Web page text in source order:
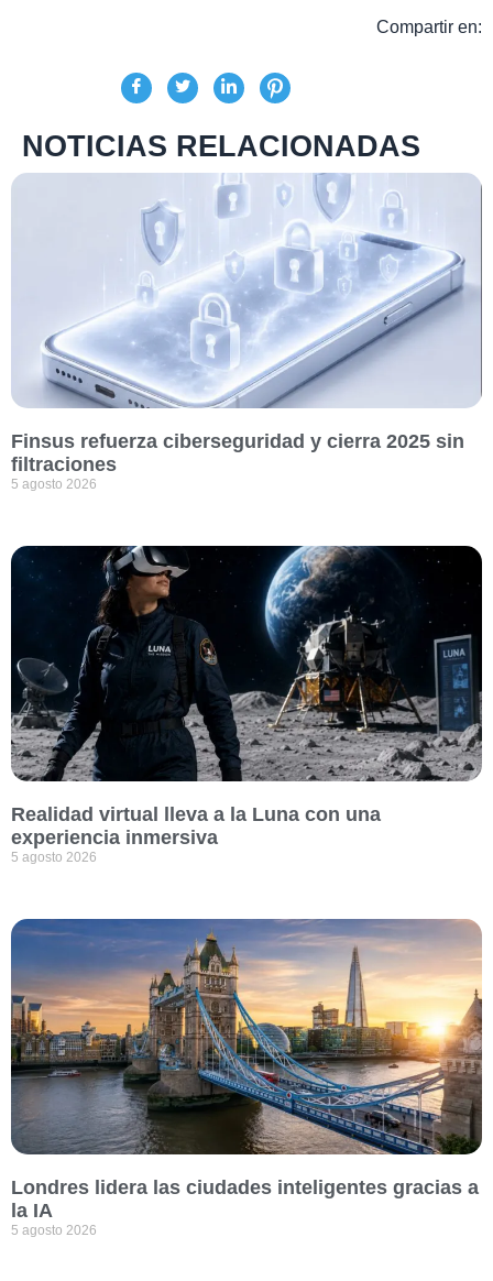
Compartir en:
NOTICIAS RELACIONADAS
Finsus refuerza ciberseguridad y cierra 2025 sin
filtraciones
5 agosto 2026
Realidad virtual lleva a la Luna con una
experiencia inmersiva
5 agosto 2026
Londres lidera las ciudades inteligentes gracias a
la IA
5 agosto 2026